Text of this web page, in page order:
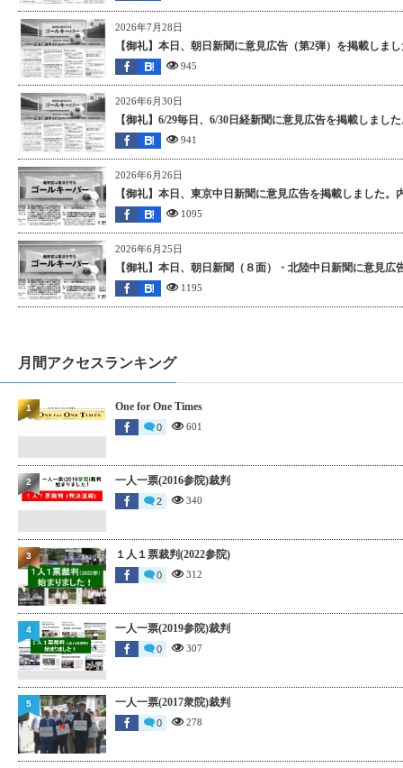
2026年7月28日
【御礼】本日、朝日新聞に意見広告（第2弾）を掲載しま
945
2026年6月30日
【御礼】6/29毎日、6/30日経新聞に意見広告を掲載しまし
941
2026年6月26日
【御礼】本日、東京中日新聞に意見広告を掲載しました
1095
2026年6月25日
【御礼】本日、朝日新聞（８面）・北陸中日新聞に意見
1195
月間アクセスランキング
One for One Times
0 601
1
一人一票(2016参院)裁判
2 340
2
１人１票裁判(2022参院)
0 312
3
一人一票(2019参院)裁判
0 307
4
一人一票(2017衆院)裁判
0 278
5